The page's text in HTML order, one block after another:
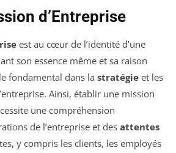
d’Entreprise
est au cœur de l’identité d’une
son essence même et sa raison
fondamental dans la stratégie et les
Ainsi, établir une mission
une compréhension
de l’entreprise et des attentes
y compris les clients, les employés